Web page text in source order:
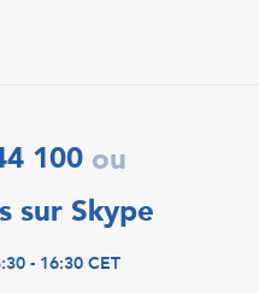
100 ou
sur Skype
- 16:30 CET